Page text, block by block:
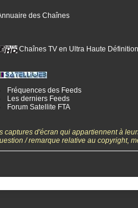
des Chaînes
Chaînes TV en Ultra Haute Définition
Fréquences des Feeds
Les derniers Feeds
Forum Satellite FTA
d'écran qui appartiennent à
/ remarque relative au copyright,